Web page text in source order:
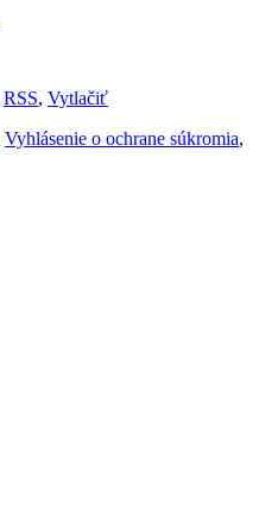
RSS, Vytlačiť
Vyhlásenie o ochrane súkromia,